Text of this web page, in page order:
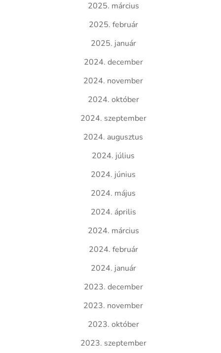
2025. március
2025. február
2025. január
2024. december
2024. november
2024. október
2024. szeptember
2024. augusztus
2024. július
2024. június
2024. május
2024. április
2024. március
2024. február
2024. január
2023. december
2023. november
2023. október
2023. szeptember